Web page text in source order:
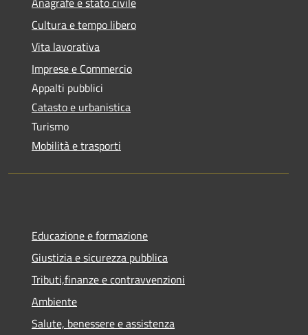
Cultura e tempo libero
Vita lavorativa
Imprese e Commercio
Appalti pubblici
Catasto e urbanistica
Turismo
Mobilità e trasporti
Educazione e formazione
Giustizia e sicurezza pubblica
Tributi,finanze e contravvenzioni
Ambiente
Salute, benessere e assistenza